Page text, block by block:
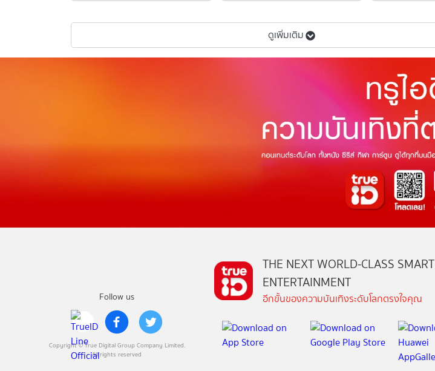
ดูเพิ่มเติม
Follow us
Copyright © True Digital Group Company Limited.
All rights reserved
THE NEXT WORLD-CLASS SMART
ENTERTAINMENT
อีกขั้นของความบันเทิงระดับโลกตรงใจคุณ